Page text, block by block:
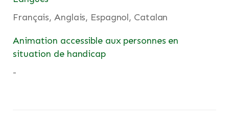
Français, Anglais, Espagnol, Catalan
Animation accessible aux personnes en
situation de handicap
-